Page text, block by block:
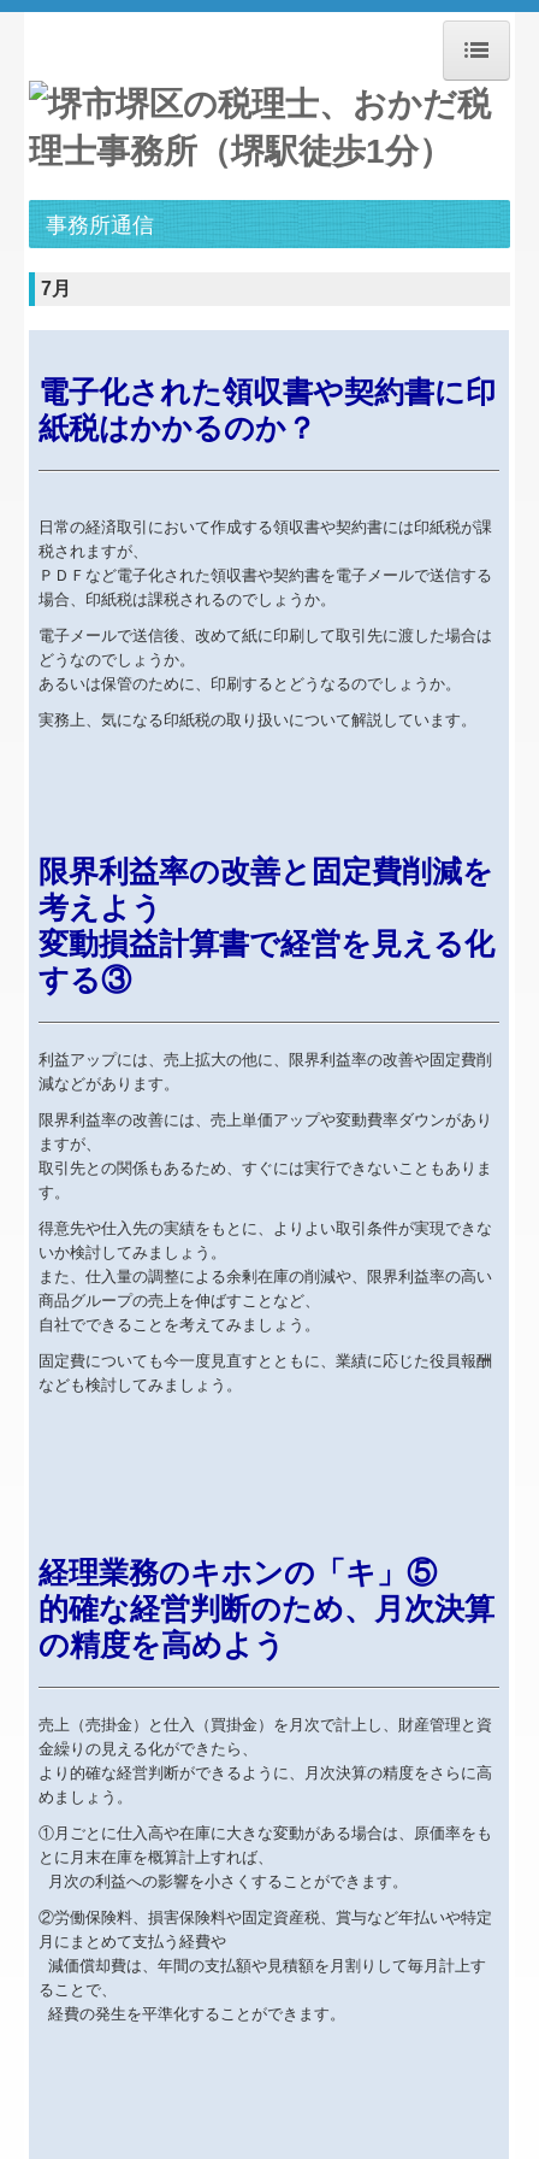
ホーム
お知らせ
事務所紹介
交通案内
業務案内
リンク集
お問合せ
FX4クラウド
補助金・助成金・融資情報
関与先向け融資商品ご紹介
経営者お役立ち情報
社長メニューASP版
TKCシステムQ&A
社会福祉法人会計Q&A
経営革新等支援機関とは
経営改善計画の策定支援
経営改善オンデマンド講座
医療経営【新規開業ガイド】
事務所通信
7月
電子化された領収書や契約書に印
紙税はかかるのか？
日常の経済取引において作成する領収書や契約書には印紙税が課
税されますが、
ＰＤＦなど電子化された領収書や契約書を電子メールで送信する
場合、印紙税は課税されるのでしょうか。
電子メールで送信後、改めて紙に印刷して取引先に渡した場合は
どうなのでしょうか。
あるいは保管のために、印刷するとどうなるのでしょうか。
実務上、気になる印紙税の取り扱いについて解説しています。
限界利益率の改善と固定費削減を
考えよう
変動損益計算書で経営を見える化
する③
利益アップには、売上拡大の他に、限界利益率の改善や固定費削
減などがあります。
限界利益率の改善には、売上単価アップや変動費率ダウンがあり
ますが、
取引先との関係もあるため、すぐには実行できないこともありま
す。
得意先や仕入先の実績をもとに、よりよい取引条件が実現できな
いか検討してみましょう。
また、仕入量の調整による余剰在庫の削減や、限界利益率の高い
商品グループの売上を伸ばすことなど、
自社でできることを考えてみましょう。
固定費についても今一度見直すとともに、業績に応じた役員報酬
なども検討してみましょう。
経理業務のキホンの「キ」⑤
的確な経営判断のため、月次決算
の精度を高めよう
売上（売掛金）と仕入（買掛金）を月次で計上し、財産管理と資
金繰りの見える化ができたら、
より的確な経営判断ができるように、月次決算の精度をさらに高
めましょう。
①月ごとに仕入高や在庫に大きな変動がある場合は、原価率をも
とに月末在庫を概算計上すれば、
月次の利益への影響を小さくすることができます。
②労働保険料、損害保険料や固定資産税、賞与など年払いや特定
月にまとめて支払う経費や
減価償却費は、年間の支払額や見積額を月割りして毎月計上す
ることで、
経費の発生を平準化することができます。